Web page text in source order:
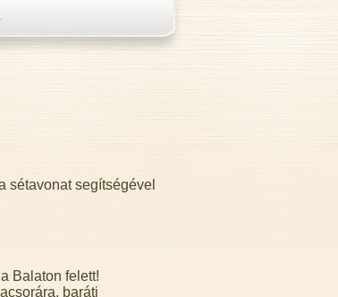
sétavonat segítségével
Balaton felett!
baráti